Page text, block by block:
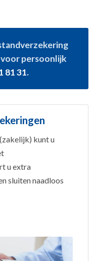
persoonlijk
81 31.
kunt u
u extra
sluiten naadloos